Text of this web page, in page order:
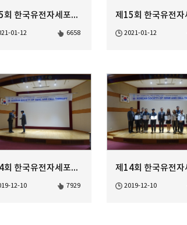
제15회 한국유전자세포치료학회 정기학술대회
01-12 6658 2021-01-12
제14회 한국유전자세포치료학회 정기학술대회 Poster Award-2
12-10 7929 2019-12-10